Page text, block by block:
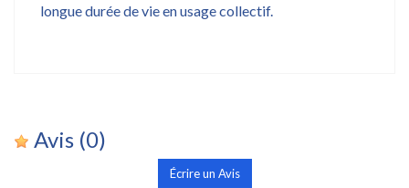
longue durée de vie en usage collectif.
Avis (0)
Écrire un Avis